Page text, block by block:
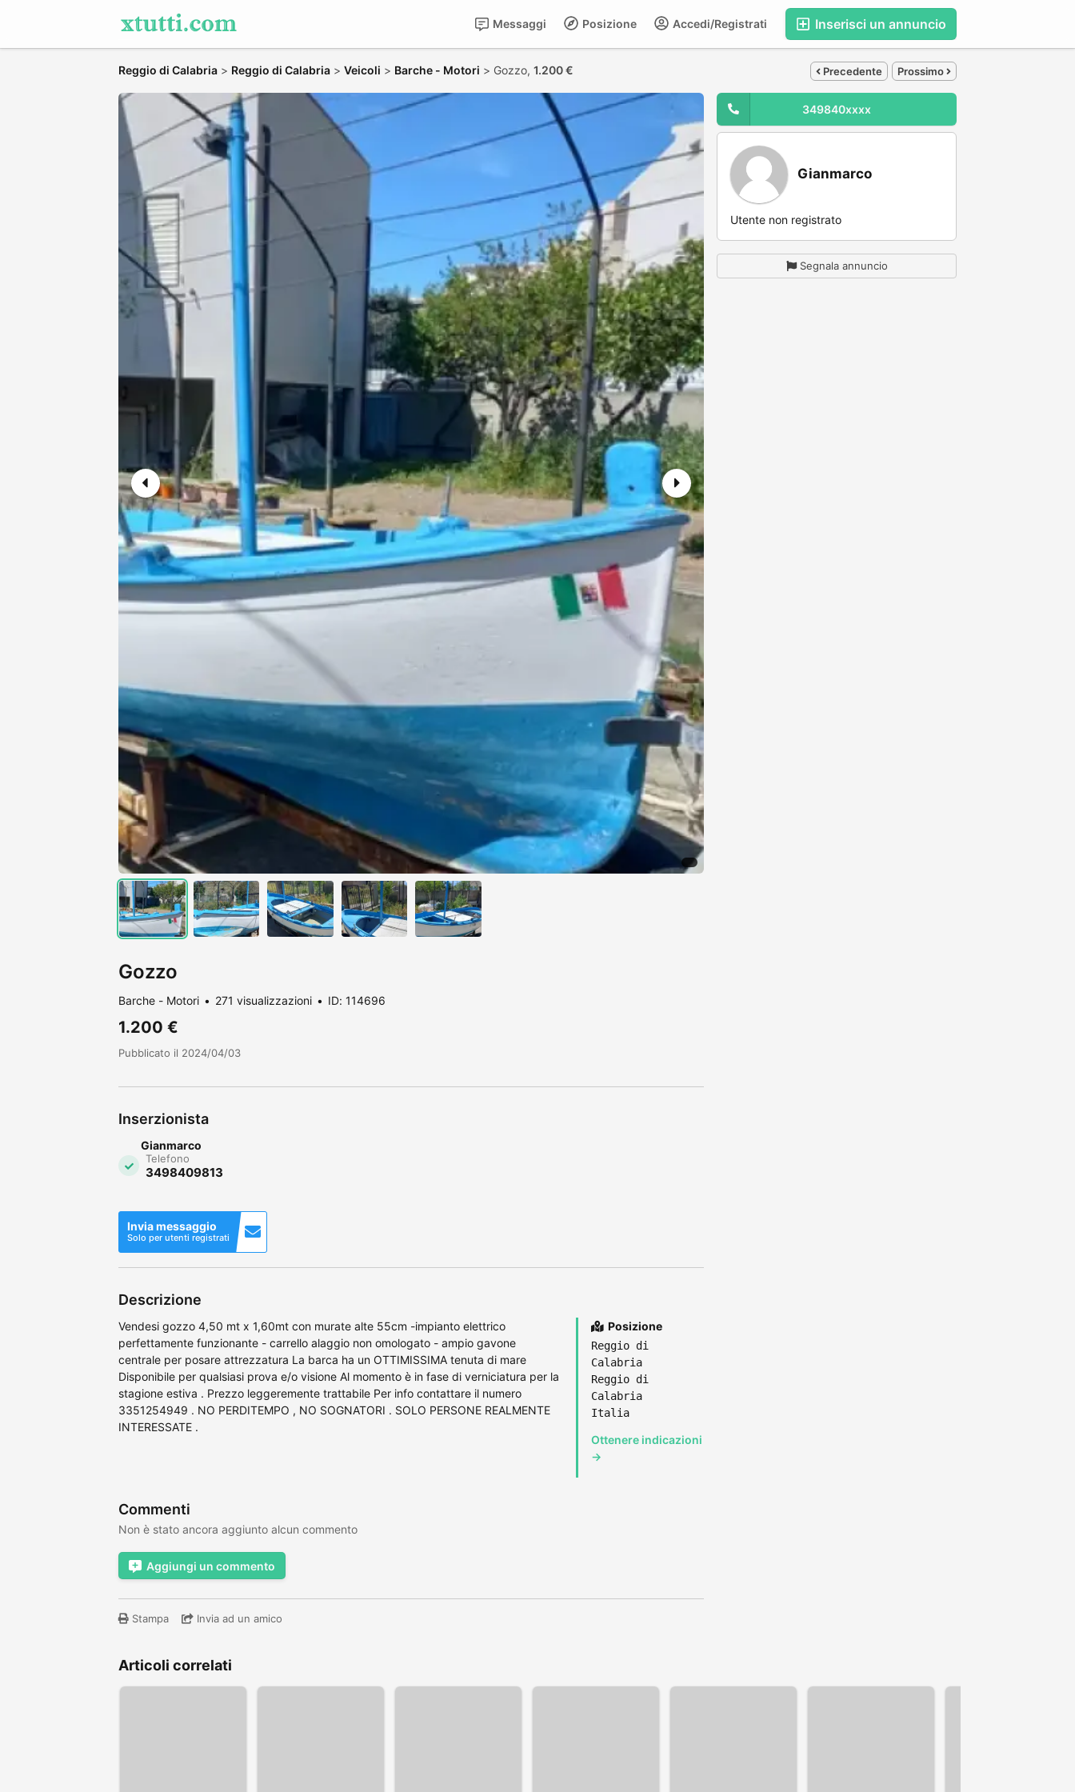
Inserisci un annuncio
Accedi/Registrati
Posizione
Messaggi
Reggio di Calabria > Reggio di Calabria > Veicoli > Barche - Motori > Gozzo, 1.200 € Precedente Prossimo
Gozzo
Barche - Motori 271 visualizzazioni ID: 114696
1.200 €
Pubblicato il 2024/04/03
Inserzionista
Gianmarco
Telefono
3498409813
Invia messaggio
Solo per utenti registrati
Descrizione
Vendesi gozzo 4,50 mt x 1,60mt con murate alte 55cm -impianto elettrico
perfettamente funzionante - carrello alaggio non omologato - ampio gavone
centrale per posare attrezzatura La barca ha un OTTIMISSIMA tenuta di mare
Disponibile per qualsiasi prova e/o visione Al momento è in fase di verniciatura per la
stagione estiva . Prezzo leggeremente trattabile Per info contattare il numero
3351254949 . NO PERDITEMPO , NO SOGNATORI . SOLO PERSONE REALMENTE
INTERESSATE .
Posizione
Reggio di
Calabria
Reggio di
Calabria
Italia
Ottenere indicazioni
→
Commenti
Non è stato ancora aggiunto alcun commento
Aggiungi un commento
Stampa Invia ad un amico
349840xxxx
Gianmarco
Utente non registrato
Segnala annuncio
Articoli correlati